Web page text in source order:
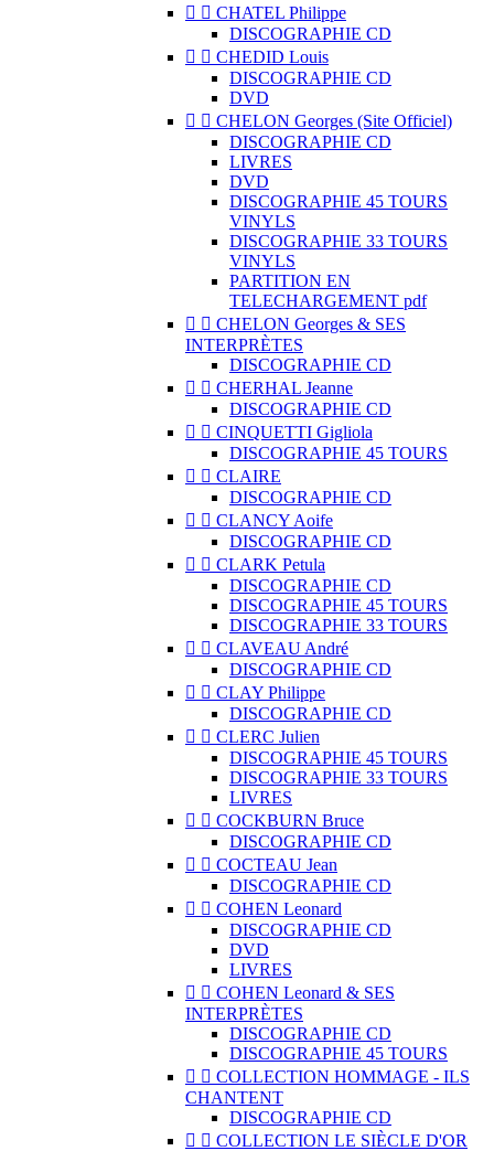
  CHATEL Philippe
DISCOGRAPHIE CD
  CHEDID Louis
DISCOGRAPHIE CD
DVD
  CHELON Georges (Site Officiel)
DISCOGRAPHIE CD
LIVRES
DVD
DISCOGRAPHIE 45 TOURS
VINYLS
DISCOGRAPHIE 33 TOURS
VINYLS
PARTITION EN
TELECHARGEMENT pdf
  CHELON Georges & SES
INTERPRÈTES
DISCOGRAPHIE CD
  CHERHAL Jeanne
DISCOGRAPHIE CD
  CINQUETTI Gigliola
DISCOGRAPHIE 45 TOURS
  CLAIRE
DISCOGRAPHIE CD
  CLANCY Aoife
DISCOGRAPHIE CD
  CLARK Petula
DISCOGRAPHIE CD
DISCOGRAPHIE 45 TOURS
DISCOGRAPHIE 33 TOURS
  CLAVEAU André
DISCOGRAPHIE CD
  CLAY Philippe
DISCOGRAPHIE CD
  CLERC Julien
DISCOGRAPHIE 45 TOURS
DISCOGRAPHIE 33 TOURS
LIVRES
  COCKBURN Bruce
DISCOGRAPHIE CD
  COCTEAU Jean
DISCOGRAPHIE CD
  COHEN Leonard
DISCOGRAPHIE CD
DVD
LIVRES
  COHEN Leonard & SES
INTERPRÈTES
DISCOGRAPHIE CD
DISCOGRAPHIE 45 TOURS
  COLLECTION HOMMAGE - ILS
CHANTENT
DISCOGRAPHIE CD
  COLLECTION LE SIÈCLE D'OR